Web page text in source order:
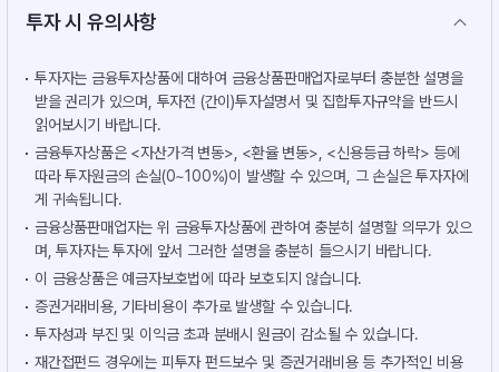
투자 시 유의사항
투자자는 금융투자상품에 대하여 금융상품판매업자로부터 충분한 설명을
받을 권리가 있으며, 투자전 (간이)투자설명서 및 집합투자규약을 반드시
읽어보시기 바랍니다.
금융투자상품은 <자산가격 변동>, <환율 변동>, <신용등급 하락> 등에
따라 투자원금의 손실(0~100%)이 발생할 수 있으며, 그 손실은 투자자에
게 귀속됩니다.
금융상품판매업자는 위 금융투자상품에 관하여 충분히 설명할 의무가 있으
며, 투자자는 투자에 앞서 그러한 설명을 충분히 들으시기 바랍니다.
이 금융상품은 예금자보호법에 따라 보호되지 않습니다.
증권거래비용, 기타비용이 추가로 발생할 수 있습니다.
투자성과 부진 및 이익금 초과 분배시 원금이 감소될 수 있습니다.
재간접펀드 경우에는 피투자 펀드보수 및 증권거래비용 등 추가적인 비용